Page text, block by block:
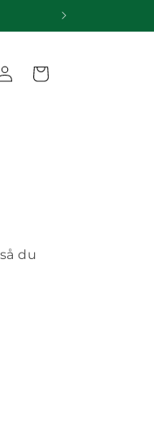
Log
Indkøbskurv
du